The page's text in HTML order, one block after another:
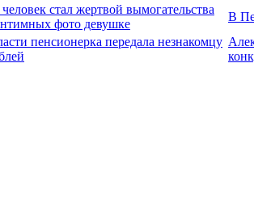
стал жертвой вымогательства
фото девушке
В
пенсионерка передала незнакомцу